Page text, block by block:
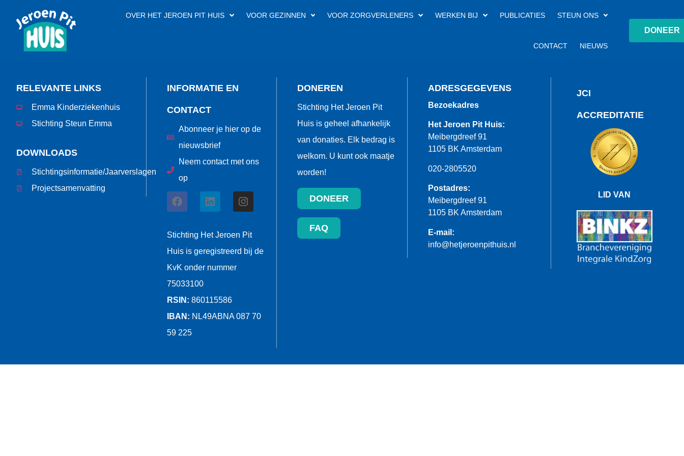
OVER HET JEROEN PIT HUIS VOOR GEZINNEN VOOR ZORGVERLENERS WERKEN BIJ PUBLICATIES STEUN ONS
CONTACT NIEUWS
DONEER
RELEVANTE LINKS
Emma Kinderziekenhuis
Stichting Steun Emma
DOWNLOADS
Stichtingsinformatie/Jaarverslagen
Projectsamenvatting
INFORMATIE EN
CONTACT
Abonneer je hier op de
nieuwsbrief
Neem contact met ons
op
Stichting Het Jeroen Pit
Huis is geregistreerd bij de
KvK onder nummer
75033100
RSIN: 860115586
IBAN: NL49ABNA 087 70
59 225
DONEREN
Stichting Het Jeroen Pit
Huis is geheel afhankelijk
van donaties. Elk bedrag is
welkom. U kunt ook maatje
worden!
DONEER
FAQ
ADRESGEGEVENS
Bezoekadres
Het Jeroen Pit Huis:
Meibergdreef 91
1105 BK Amsterdam
020-2805520
Postadres:
Meibergdreef 91
1105 BK Amsterdam
E-mail:
info@hetjeroenpithuis.nl
JCI
ACCREDITATIE
LID VAN